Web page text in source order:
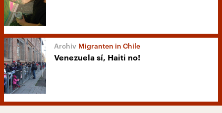
Migranten in Chile
Venezuela sí, Haiti no!